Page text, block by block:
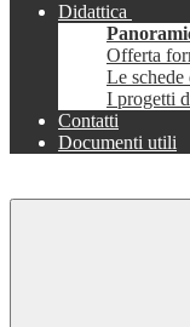
Didattica
Offerta
Le schede
I progetti
Contatti
Documenti utili